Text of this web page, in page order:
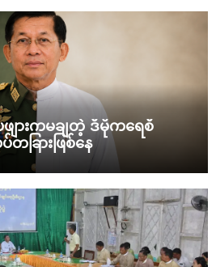
ျားကမချတဲ့ ဒီမိုကရေစီ
ခြားဖြစ်နေ